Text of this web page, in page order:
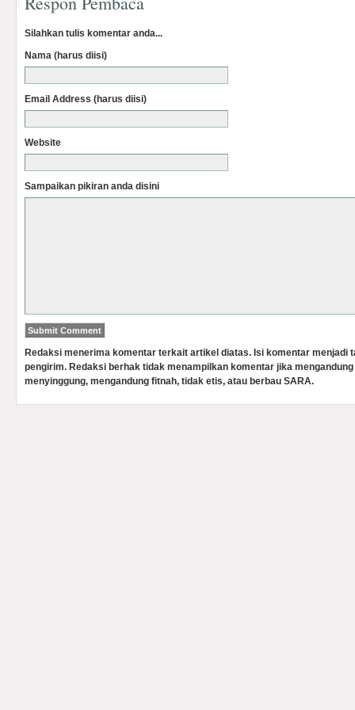
Silahkan tulis komentar anda...
Nama (harus diisi)
Email Address (harus diisi)
Website
Sampaikan pikiran anda disini
Redaksi menerima komentar terkait artikel diatas. Isi komentar menjadi
pengirim. Redaksi berhak tidak menampilkan komentar jika
menyinggung, mengandung fitnah, tidak etis, atau berbau SARA.